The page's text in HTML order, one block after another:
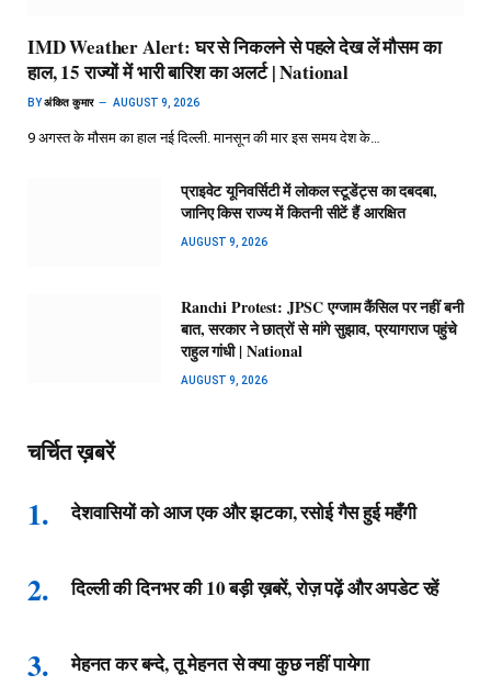
IMD Weather Alert: घर से निकलने से पहले देख लें मौसम का
हाल, 15 राज्यों में भारी बारिश का अलर्ट | National
BYअंकित कुमार AUGUST 9, 2026
9 अगस्त के मौसम का हाल नई दिल्ली. मानसून की मार इस समय देश के…
प्राइवेट यूनिवर्सिटी में लोकल स्टूडेंट्स का दबदबा,
जानिए किस राज्य में कितनी सीटें हैं आरक्षित
AUGUST 9, 2026
Ranchi Protest: JPSC एग्जाम कैंसिल पर नहीं बनी
बात, सरकार ने छात्रों से मांगे सुझाव, प्रयागराज पहुंचे
राहुल गांधी | National
AUGUST 9, 2026
चर्चित ख़बरें
देशवासियों को आज एक और झटका, रसोई गैस हुई महँगी
दिल्ली की दिनभर की 10 बड़ी ख़बरें, रोज़ पढ़ें और अपडेट रहें
मेहनत कर बन्दे, तू मेहनत से क्या कुछ नहीं पायेगा